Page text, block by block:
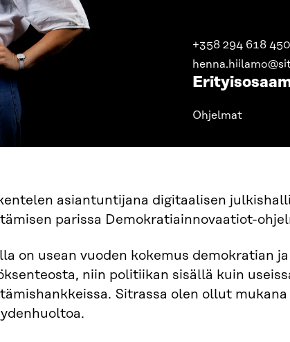
+358 294 618 450
Ohjelmat
asiantuntijana digitaalisen
parissa Demokratiainnovaatiot-
on usean vuoden kokemus demokratian
niin politiikan sisällä kuin
Sitrassa olen ollut